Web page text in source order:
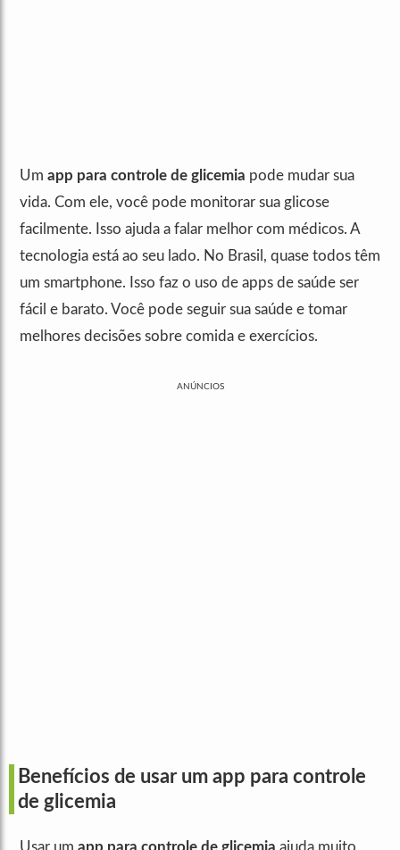
Um app para controle de glicemia pode mudar sua
vida. Com ele, você pode monitorar sua glicose
facilmente. Isso ajuda a falar melhor com médicos. A
tecnologia está ao seu lado. No Brasil, quase todos têm
um smartphone. Isso faz o uso de apps de saúde ser
fácil e barato. Você pode seguir sua saúde e tomar
melhores decisões sobre comida e exercícios.
ANÚNCIOS
Benefícios de usar um app para controle
de glicemia